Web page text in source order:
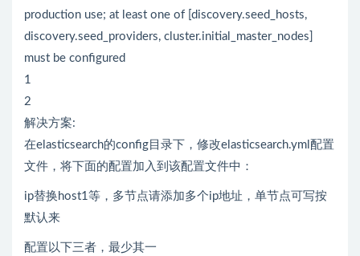
production use; at least one of [discovery.seed_hosts,
discovery.seed_providers, cluster.initial_master_nodes]
must be configured
1
2
解决方案:
在elasticsearch的config目录下，修改elasticsearch.yml配置
文件，将下面的配置加入到该配置文件中：
ip替换host1等，多节点请添加多个ip地址，单节点可写按
默认来
配置以下三者，最少其一